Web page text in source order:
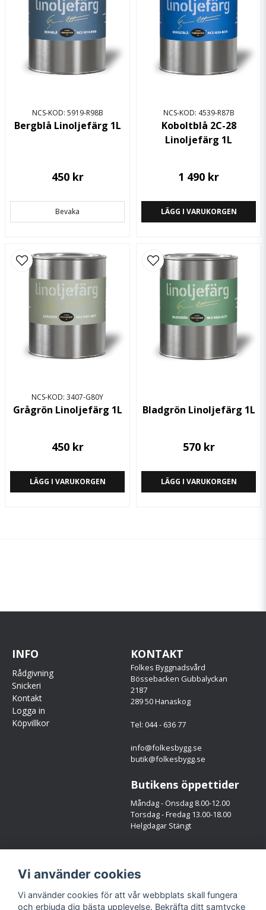
NCS-KOD: 5919-R98B
Bergblå Linoljefärg 1L
450 kr
Bevaka
NCS-KOD: 4539-R87B
Koboltblå 2C-28
Linoljefärg 1L
1 490 kr
LÄGG I VARUKORGEN
NCS-KOD: 3407-G80Y
Grågrön Linoljefärg 1L
450 kr
LÄGG I VARUKORGEN
Bladgrön Linoljefärg 1L
570 kr
LÄGG I VARUKORGEN
INFO
Rådgivning
Snickeri
Kontakt
Logga in
Köpvillkor
KONTAKT
Folkes Byggnadsvård
Bössebacken Gubbalyckan
2187
289 50 Hanaskog
Tel: 044 - 636 77
info@folkesbygg.se
butik@folkesbygg.se
Butikens öppettider
Måndag - Onsdag 8.00-12.00
Torsdag - Fredag 13.00-18.00
Helgdagar Stängt
Facebook
Instagram
Vi använder cookies
Vi använder cookies för att vår webbplats skall fungera
och erbjuda dig bästa upplevelse. Bekräfta ditt samtycke